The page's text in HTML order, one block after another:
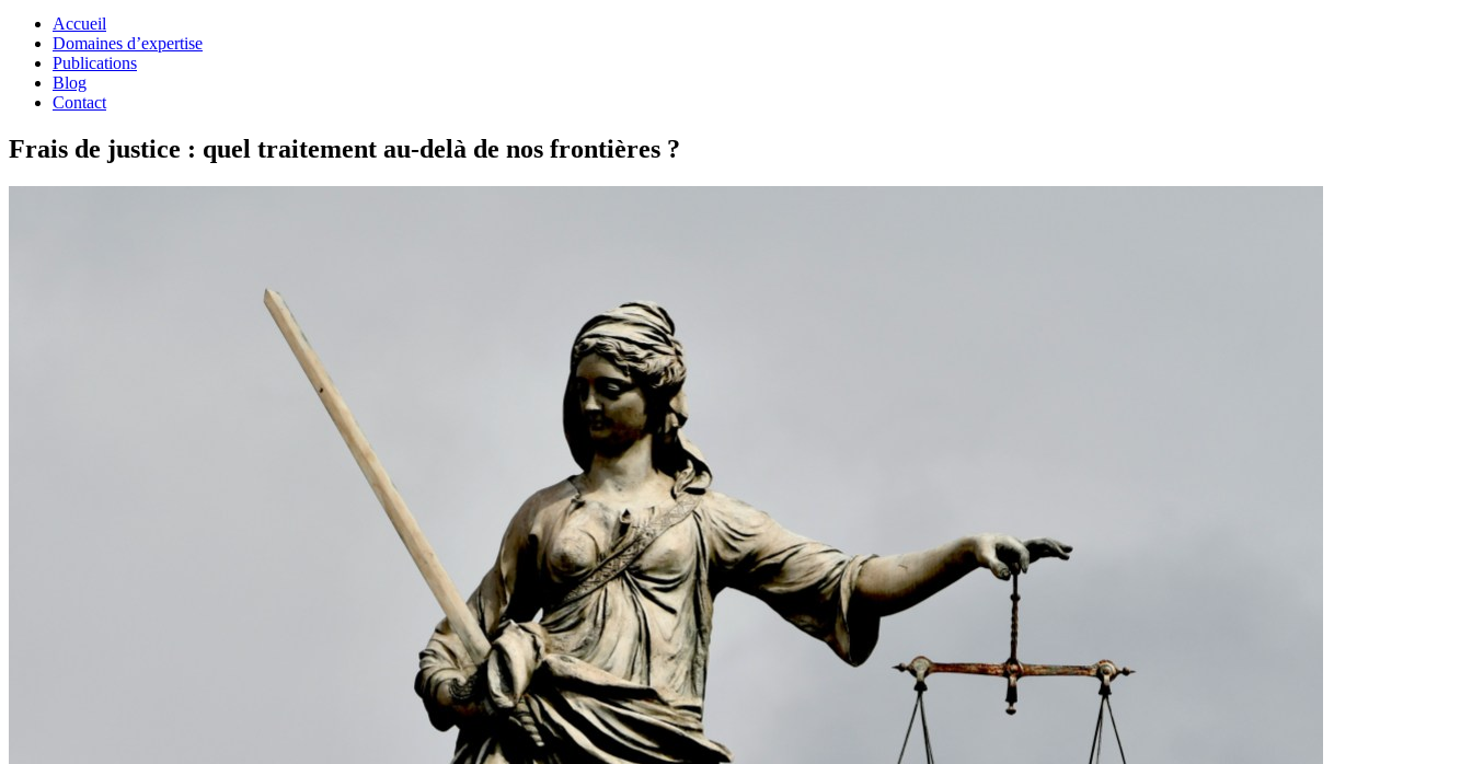
Accueil
Domaines d’expertise
Publications
Blog
Contact
Frais de justice : quel traitement au-delà de nos frontières ?